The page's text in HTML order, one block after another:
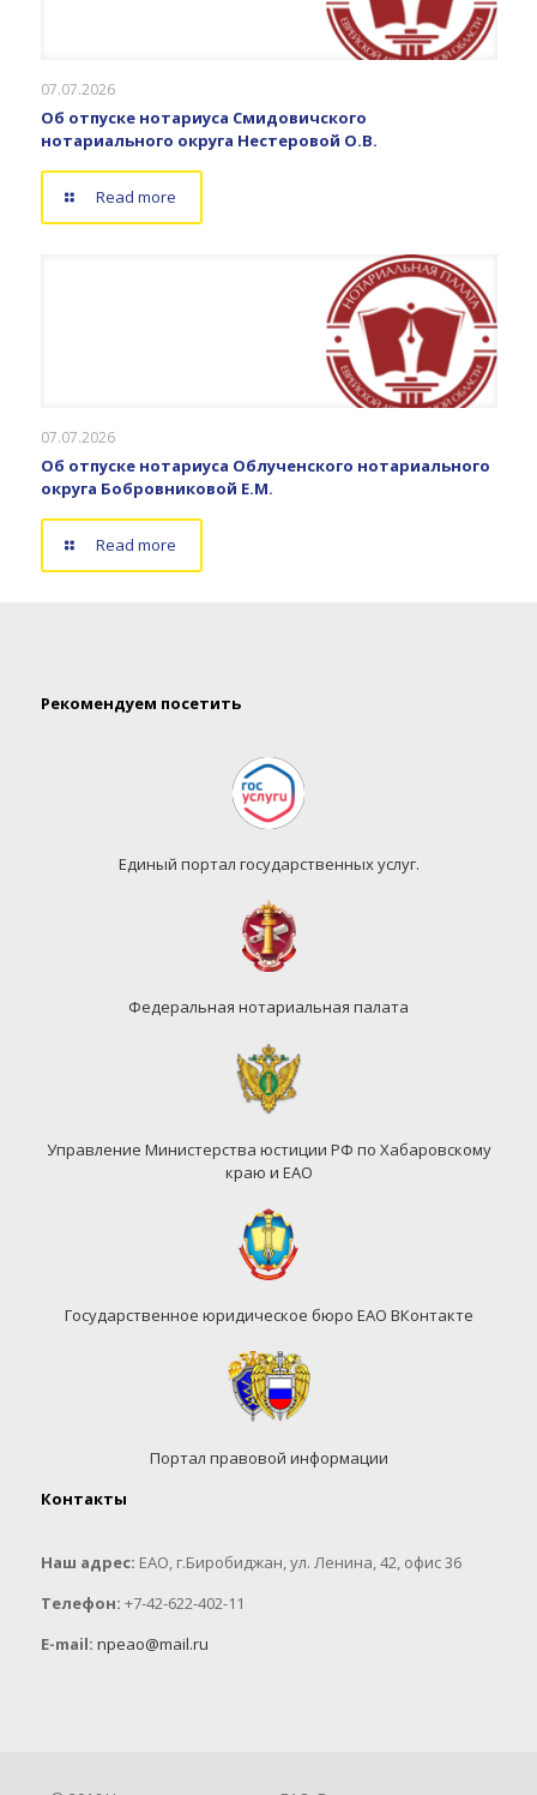
07.07.2026
Об отпуске нотариуса Смидовичского
нотариального округа Нестеровой О.В.
Read more
07.07.2026
Об отпуске нотариуса Облученского нотариального
округа Бобровниковой Е.М.
Read more
Рекомендуем посетить
Единый портал государственных услуг.
Федеральная нотариальная палата
Управление Министерства юстиции РФ по Хабаровскому
краю и ЕАО
Государственное юридическое бюро ЕАО ВКонтакте
Портал правовой информации
Контакты
Наш адрес: ЕАО, г.Биробиджан, ул. Ленина, 42, офис 36
Телефон: +7-42-622-402-11
E-mail: npeao@mail.ru